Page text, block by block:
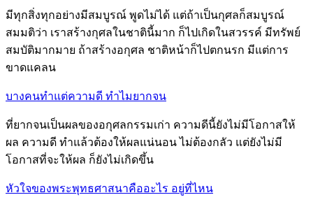
มีทุกสิ่งทุกอย่างมีสมบูรณ์ พูดไม่ได้ แต่ถ้าเป็นกุศลก็สมบูรณ์
สมมติว่า เราสร้างกุศลในชาตินี้มาก ก็ไปเกิดในสวรรค์ มีทรัพย์
สมบัติมากมาย ถ้าสร้างอกุศล ชาติหน้าก็ไปตกนรก มีแต่การ
ขาดแคลน
บางคนทำแต่ความดี ทำไมยากจน
ที่ยากจนเป็นผลของอกุศลกรรมเก่า ความดีนี้ยังไม่มีโอกาสให้
ผล ความดี ทำแล้วต้องให้ผลแน่นอน ไม่ต้องกลัว แต่ยังไม่มี
โอกาสที่จะให้ผล ก็ยังไม่เกิดขึ้น
หัวใจของพระพุทธศาสนาคืออะไร อยู่ที่ไหน